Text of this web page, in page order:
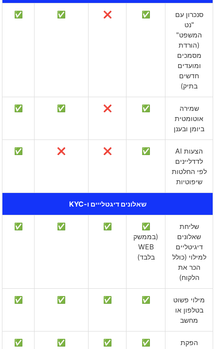
סנכרון עם
"נט
המשפט"
(הורדת
מסמכים
ומועדים
חדשים
בתיק)
✅
❌
✅
✅
שמירה
אוטומטית
ביומן ובענן
✅
❌
✅
✅
הצעות AI
לדדליינים
לפי החלטות
שיפוטיות
✅
❌
❌
✅
שאלונים דיגטלייים ו-KYC
שליחת
שאלונים
דיגיטליים
למילוי (כולל
הכר את
הלקוח)
✅
(בממשק
WEB
בלבד)
✅
✅
✅
מילוי פשוט
בטלפון או
מחשב
✅
✅
✅
✅
הפקת
✅
✅
✅
✅